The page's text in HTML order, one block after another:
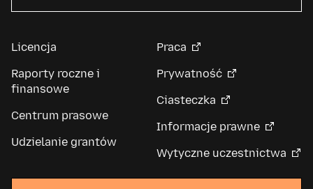
Licencja
Raporty roczne i
finansowe
Centrum prasowe
Udzielanie grantów
Praca
Prywatność
Ciasteczka
Informacje prawne
Wytyczne uczestnictwa